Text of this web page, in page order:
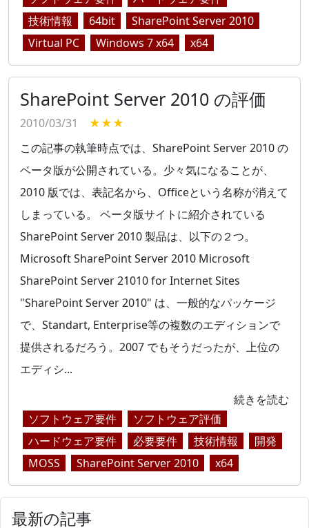
技術情報
64bit
SharePoint Server 2010
Virtual PC
Windows 7 x64 x64
SharePoint Server 2010 の評価
2010/03/31
★★★
この記事の執筆時点では、SharePoint Server 2010 の
ベータ版が公開されている。少々気になることが、
2010 版では、表記名から、Officeという名称が消えて
しまっている。 ベータ版サイトに紹介されている
SharePoint Server 2010 製品は、以下の２つ。
Microsoft SharePoint Server 2010 Microsoft
SharePoint Server 21010 for Internet Sites
"SharePoint Server 2010" は、一般的なパッケージ
で、Standart, Enterprise等の複数のエディションで
提供されるだろう。2007 でもそうだったが、上位の
エディシ...
続きを読む
ソフトウェア要件
ソフトウェア評価
ハードウェア要件
必要要件 技術情報
開発
MOSS
SharePoint Server 2010 x64
最新の記事